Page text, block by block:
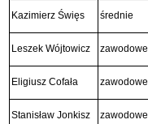
Kazimierz Święs średnie
Leszek Wójtowicz zawodowe
Eligiusz Cofała zawodowe
Stanisław Jonkisz zawodowe